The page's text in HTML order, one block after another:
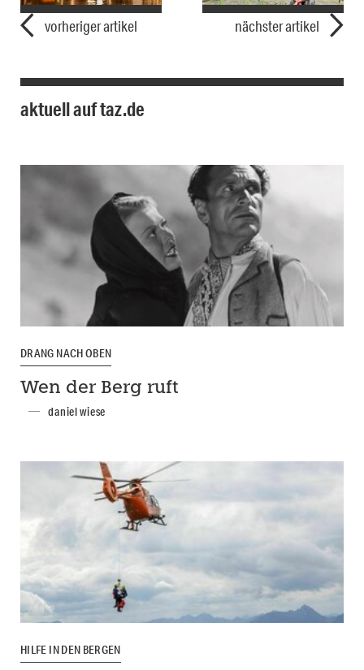
vorheriger artikel nächster artikel
aktuell auf taz.de
DRANG NACH OBEN
Wen der Berg ruft
daniel wiese
HILFE IN DEN BERGEN